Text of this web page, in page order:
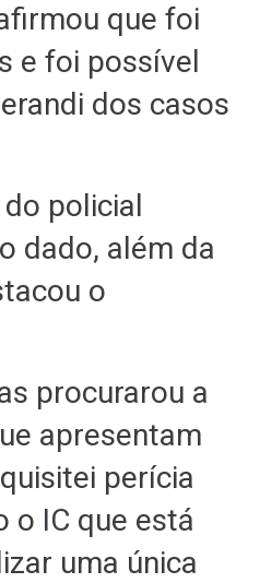
que foi
e foi possível
dos casos
policial
dado, além da
o
procurarou a
apresentam
perícia
o IC que está
uma única